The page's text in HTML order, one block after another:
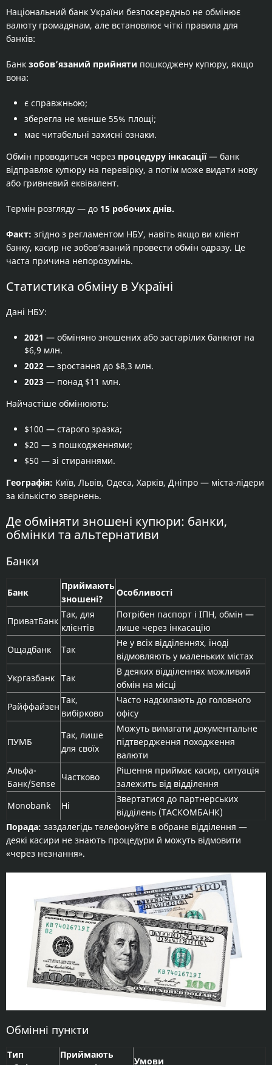
Національний банк України безпосередньо не обмінює
валюту громадянам, але встановлює чіткі правила для
банків:
Банк зобов’язаний прийняти пошкоджену купюру, якщо
вона:
є справжньою;
зберегла не менше 55% площі;
має читабельні захисні ознаки.
Обмін проводиться через процедуру інкасації— банк
відправляє купюру на перевірку, а потім може видати нову
або гривневий еквівалент.
Термін розгляду — до 15 робочих днів.
Факт: згідно з регламентом НБУ, навіть якщо ви клієнт
банку, касир не зобов’язаний провести обмін одразу. Це
часта причина непорозумінь.
Статистика обміну в Україні
Дані НБУ:
2021 — обміняно зношених або застарілих банкнот на
$6,9 млн.
2022 — зростання до $8,3 млн.
2023 — понад $11 млн.
Найчастіше обмінюють:
$100 — старого зразка;
$20 — з пошкодженнями;
$50 — зі стираннями.
Географія: Київ, Львів, Одеса, Харків, Дніпро — міста-лідери
за кількістю звернень.
Де обміняти зношені купюри: банки,
обмінки та альтернативи
Банки
Банк
Приймають
зношені?
Особливості
ПриватБанк
Так, для
клієнтів
Потрібен паспорт і ІПН, обмін —
лише через інкасацію
Ощадбанк
Так
Не у всіх відділеннях, іноді
відмовляють у маленьких містах
Укргазбанк Так
В деяких відділеннях можливий
обмін на місці
Райффайзен
Так,
вибірково
Часто надсилають до головного
офісу
ПУМБ
Так, лише
для своїх
Можуть вимагати документальне
підтвердження походження
валюти
Альфа-
Банк/Sense
Частково
Рішення приймає касир, ситуація
залежить від відділення
Monobank
Ні
Звертатися до партнерських
відділень (ТАСКОМБАНК)
Порада: заздалегідь телефонуйте в обране відділення —
деякі касири не знають процедури й можуть відмовити
«через незнання».
Обмінні пункти
Тип
Приймають
Умови